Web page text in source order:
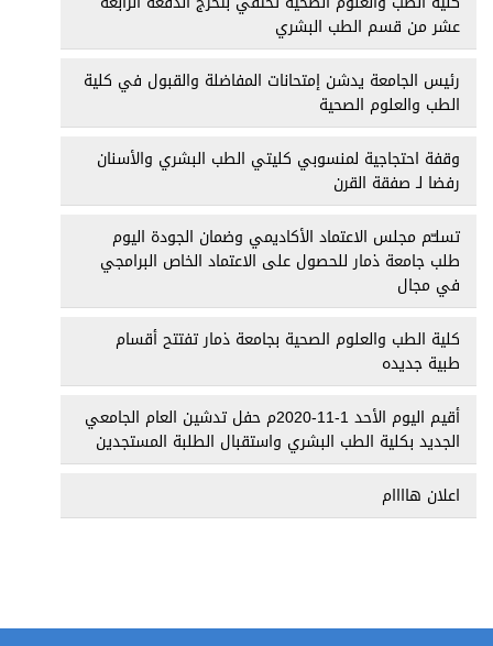
عشر من قسم الطب البشري
رئيس الجامعة يدشن إمتحانات المفاضلة والقبول في كلية
الطب والعلوم الصحية
وقفة احتجاجية لمنسوبي كليتي الطب البشري والأسنان
رفضا لـ صفقة القرن
تسلـّم مجلس الاعتماد الأكاديمي وضمان الجودة اليوم
طلب جامعة ذمار للحصول على الاعتماد الخاص البرامجي
في مجال
كلية الطب والعلوم الصحية بجامعة ذمار تفتتح أقسام
طبية جديده
أقيم اليوم الأحد 1-11-2020م حفل تدشين العام الجامعي
الجديد بكلية الطب البشري واستقبال الطلبة المستجدين
اعلان هاااام